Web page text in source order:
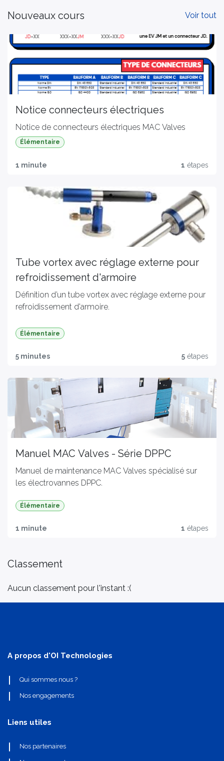
Classement
Aucun classement pour l'instant :(
Voir tout
Nouveaux cours
Notice connecteurs électriques
Notice de connecteurs électriques MAC Valves
Élémentaire
1 minute 1 étapes
Tube vortex avec réglage externe pour
refroidissement d'armoire
Définition d’un tube vortex avec réglage externe pour
refroidissement d'armoire.
Élémentaire
5 minutes 5 étapes
Manuel MAC Valves - Série DPPC
Manuel de maintenance MAC Valves spécialisé sur
les électrovannes DPPC.
Élémentaire
1 minute 1 étapes
A propos d'OI Technologies
Qui sommes nous ?
Nos engagements
Liens utiles
Nos partenaires